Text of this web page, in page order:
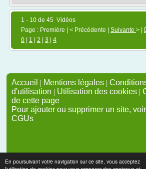
En poursuivant votre navigation sur ce site, vous acceptez
1 - 10 de 45 Vidéos
Page : Première | < Précédente | Suivante > |
0
1 2 3 4
Accueil | Mentions légales |
d'utilisation | Utilisation des cookies |
de cette page
Pour ajouter ou supprimer un site,
CGUs